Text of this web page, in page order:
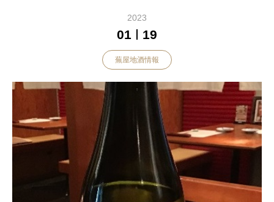
2023
01 19
蕪屋地酒情報